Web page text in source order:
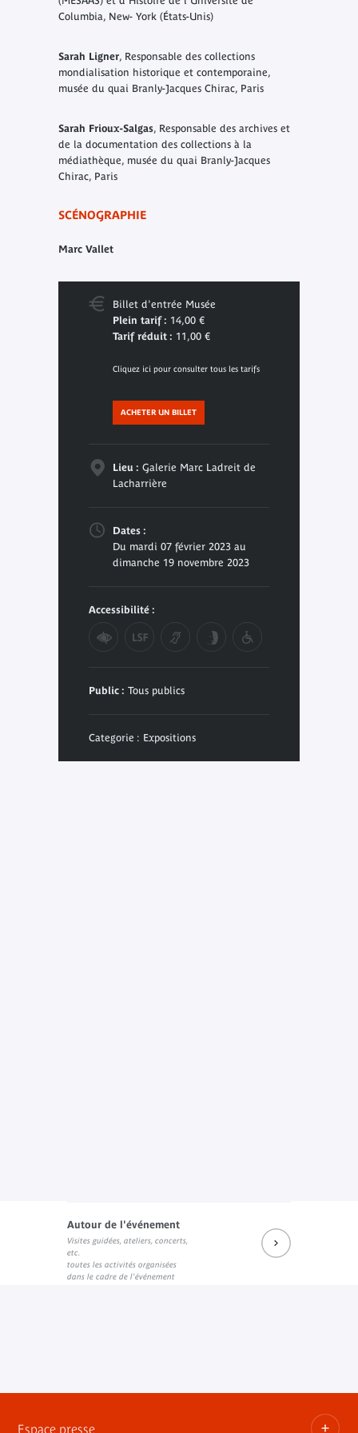
Columbia, New- York (États-Unis)
Sarah Ligner, Responsable des collections
mondialisation historique et contemporaine,
musée du quai Branly-Jacques Chirac, Paris
Sarah Frioux-Salgas, Responsable des archives et
de la documentation des collections à la
médiathèque, musée du quai Branly-Jacques
Chirac, Paris
SCÉNOGRAPHIE
Marc Vallet
Billet d'entrée Musée
Plein tarif : 14,00 €
Tarif réduit : 11,00 €
Cliquez ici pour consulter tous les tarifs
ACHETER UN BILLET
Lieu : Galerie Marc Ladreit de
Lacharrière
Dates :
Du mardi 07 février 2023 au
dimanche 19 novembre 2023
Accessibilité :
Public : Tous publics
Categorie : Expositions
Autour de l'événement
Visites guidées, ateliers, concerts,
etc.
toutes les activités organisées
dans le cadre de l'événement
Espace presse